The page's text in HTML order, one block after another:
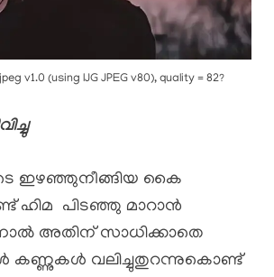
v1.0 (using IJG JPEG v80), quality = 82?
ഇഴഞ്ഞുനീങ്ങിയ കൈ
ഹിമ പിടഞ്ഞു മാറാൻ
അതിന് സാധിക്കാതെ
കണ്ണുകൾ വലിച്ചുതുറന്നുകൊണ്ട്